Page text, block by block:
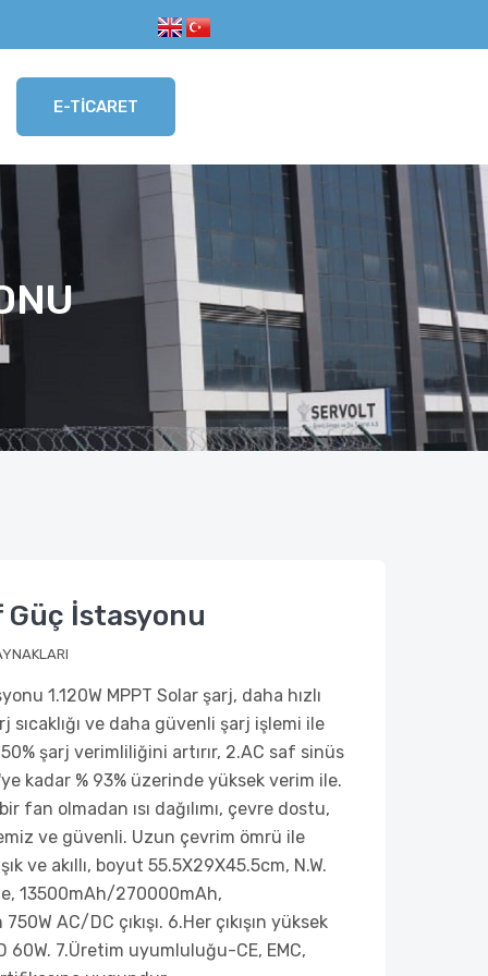
E-TICARET
İstasyonu
1.120W MPPT Solar şarj, daha hızlı
sıcaklığı ve daha güvenli şarj işlemi ile
şarj verimliliğini artırır, 2.AC saf sinüs
kadar % 93% üzerinde yüksek verim ile.
fan olmadan ısı dağılımı, çevre dostu,
ve güvenli. Uzun çevrim ömrü ile
ve akıllı, boyut 55.5X29X45.5cm, N.W.
13500mAh/270000mAh,
AC/DC çıkışı. 6.Her çıkışın yüksek
60W. 7.Üretim uyumluluğu-CE, EMC,